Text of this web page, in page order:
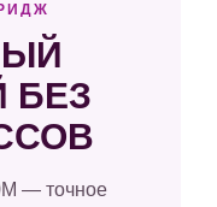
БЕЗ
— точное